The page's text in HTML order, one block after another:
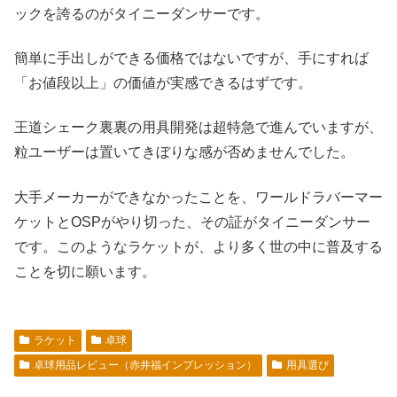
ックを誇るのがタイニーダンサーです。
簡単に手出しができる価格ではないですが、手にすれば
「お値段以上」の価値が実感できるはずです。
王道シェーク裏裏の用具開発は超特急で進んでいますが、
粒ユーザーは置いてきぼりな感が否めませんでした。
大手メーカーができなかったことを、ワールドラバーマー
ケットとOSPがやり切った、その証がタイニーダンサー
です。このようなラケットが、より多く世の中に普及する
ことを切に願います。
ラケット
卓球
卓球用品レビュー（赤井福インプレッション）
用具選び